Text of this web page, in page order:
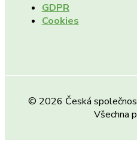
GDPR
Cookies
© 2026 Česká
Všechna